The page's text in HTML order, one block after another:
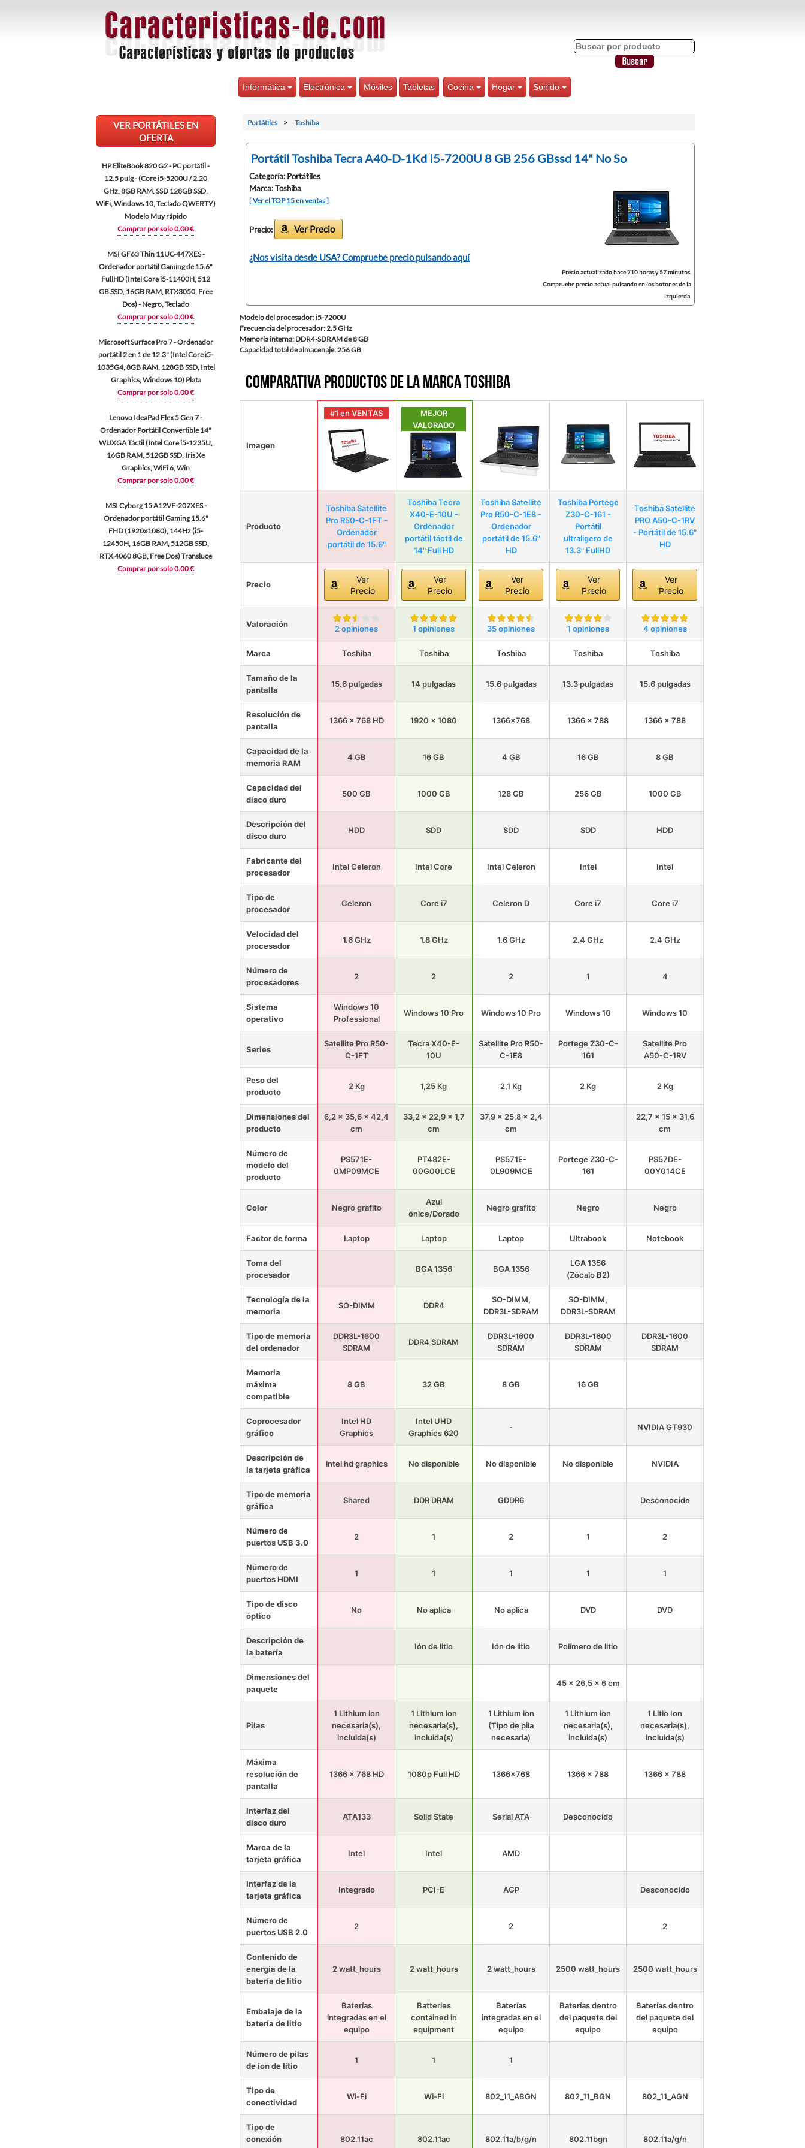
Informática Electrónica Móviles Tabletas Cocina Hogar Sonido
VER PORTÁTILES EN
OFERTA
HP EliteBook 820 G2 - PC portátil -
12.5 pulg - (Core i5-5200U / 2.20
GHz, 8GB RAM, SSD 128GB SSD,
WiFi, Windows 10, Teclado QWERTY)
Modelo Muy rápido
Comprar por solo 0.00 €
MSI GF63 Thin 11UC-447XES -
Ordenador portátil Gaming de 15.6"
FullHD (Intel Core i5-11400H, 512
GB SSD, 16GB RAM, RTX3050, Free
Dos) - Negro, Teclado
Comprar por solo 0.00 €
Microsoft Surface Pro 7 - Ordenador
portátil 2 en 1 de 12.3" (Intel Core i5-
1035G4, 8GB RAM, 128GB SSD, Intel
Graphics, Windows 10) Plata
Comprar por solo 0.00 €
Lenovo IdeaPad Flex 5 Gen 7 -
Ordenador Portátil Convertible 14"
WUXGA Táctil (Intel Core i5-1235U,
16GB RAM, 512GB SSD, Iris Xe
Graphics, WiFi 6, Win
Comprar por solo 0.00 €
MSI Cyborg 15 A12VF-207XES -
Ordenador portátil Gaming 15.6"
FHD (1920x1080), 144Hz (i5-
12450H, 16GB RAM, 512GB SSD,
RTX 4060 8GB, Free Dos) Transluce
Comprar por solo 0.00 €
Portátiles Toshiba
Portátil Toshiba Tecra A40-D-1Kd I5-7200U 8 GB 256 GBssd 14" No So
Categoría: Portátiles
Marca: Toshiba
[ Ver el TOP 15 en ventas ]
Precio: Ver Precio
¿Nos visita desde USA? Compruebe precio pulsando aquí
Precio actualizado hace 710 horas y 57 minutos.
Compruebe precio actual pulsando en los botones de la
izquierda.
Modelo del procesador: i5-7200U
Frecuencia del procesador: 2.5 GHz
Memoria interna: DDR4-SDRAM de 8 GB
Capacidad total de almacenaje: 256 GB
Comparativa productos de la marca Toshiba
Imagen
#1 en VENTAS
MEJOR
VALORADO
Producto
Toshiba Satellite
Pro R50-C-1FT -
Ordenador
portátil de 15.6"
Toshiba Tecra
X40-E-10U -
Ordenador
portátil táctil de
14" Full HD
Toshiba Satellite
Pro R50-C-1E8 -
Ordenador
portátil de 15.6"
HD
Toshiba Portege
Z30-C-161 -
Portátil
ultraligero de
13.3" FullHD
Toshiba Satellite
PRO A50-C-1RV
- Portátil de 15.6"
HD
Precio
Ver
Precio
Ver
Precio
Ver
Precio
Ver
Precio
Ver
Precio
Valoración 2 opiniones 1 opiniones 35 opiniones 1 opiniones 4 opiniones
Marca Toshiba Toshiba Toshiba Toshiba Toshiba
Tamaño de la
pantalla
15.6 pulgadas 14 pulgadas 15.6 pulgadas 13.3 pulgadas 15.6 pulgadas
Resolución de
pantalla
1366 x 768 HD 1920 x 1080 1366x768 1366 x 788 1366 x 788
Capacidad de la
memoria RAM
4 GB 16 GB 4 GB 16 GB 8 GB
Capacidad del
disco duro
500 GB 1000 GB 128 GB 256 GB 1000 GB
Descripción del
disco duro
HDD SDD SDD SDD HDD
Fabricante del
procesador
Intel Celeron Intel Core Intel Celeron Intel Intel
Tipo de
procesador
Celeron Core i7 Celeron D Core i7 Core i7
Velocidad del
procesador
1.6 GHz 1.8 GHz 1.6 GHz 2.4 GHz 2.4 GHz
Número de
procesadores
2 2 2 1 4
Sistema
operativo
Windows 10
Professional
Windows 10 Pro Windows 10 Pro Windows 10 Windows 10
Series
Satellite Pro R50-
C-1FT
Tecra X40-E-
10U
Satellite Pro R50-
C-1E8
Portege Z30-C-
161
Satellite Pro
A50-C-1RV
Peso del
producto
2 Kg 1,25 Kg 2,1 Kg 2 Kg 2 Kg
Dimensiones del
producto
6,2 x 35,6 x 42,4
cm
33,2 x 22,9 x 1,7
cm
37,9 x 25,8 x 2,4
cm
22,7 x 15 x 31,6
cm
Número de
modelo del
producto
PS571E-
0MP09MCE
PT482E-
00G00LCE
PS571E-
0L909MCE
Portege Z30-C-
161
PS57DE-
00Y014CE
Color Negro grafito
Azul
ónice/Dorado
Negro grafito Negro Negro
Factor de forma Laptop Laptop Laptop Ultrabook Notebook
Toma del
procesador
BGA 1356 BGA 1356
LGA 1356
(Zócalo B2)
Tecnología de la
memoria
SO-DIMM DDR4
SO-DIMM,
DDR3L-SDRAM
SO-DIMM,
DDR3L-SDRAM
Tipo de memoria
del ordenador
DDR3L-1600
SDRAM
DDR4 SDRAM
DDR3L-1600
SDRAM
DDR3L-1600
SDRAM
DDR3L-1600
SDRAM
Memoria
máxima
compatible
8 GB 32 GB 8 GB 16 GB
Coprocesador
gráfico
Intel HD
Graphics
Intel UHD
Graphics 620
- NVIDIA GT930
Descripción de
la tarjeta gráfica
intel hd graphics No disponible No disponible No disponible NVIDIA
Tipo de memoria
gráfica
Shared DDR DRAM GDDR6 Desconocido
Número de
puertos USB 3.0
2 1 2 1 2
Número de
puertos HDMI
1 1 1 1 1
Tipo de disco
óptico
No No aplica No aplica DVD DVD
Descripción de
la batería
Ión de litio Ión de litio Polímero de litio
Dimensiones del
paquete
45 x 26,5 x 6 cm
Pilas
1 Lithium ion
necesaria(s),
incluida(s)
1 Lithium ion
necesaria(s),
incluida(s)
1 Lithium ion
(Tipo de pila
necesaria)
1 Lithium ion
necesaria(s),
incluida(s)
1 Litio Ion
necesaria(s),
incluida(s)
Máxima
resolución de
pantalla
1366 x 768 HD 1080p Full HD 1366x768 1366 x 788 1366 x 788
Interfaz del
disco duro
ATA133 Solid State Serial ATA Desconocido
Marca de la
tarjeta gráfica
Intel Intel AMD
Interfaz de la
tarjeta gráfica
Integrado PCI-E AGP Desconocido
Número de
puertos USB 2.0
2 2 2
Contenido de
energía de la
batería de litio
2 watt_hours 2 watt_hours 2 watt_hours 2500 watt_hours 2500 watt_hours
Embalaje de la
batería de litio
Baterías
integradas en el
equipo
Batteries
contained in
equipment
Baterías
integradas en el
equipo
Baterías dentro
del paquete del
equipo
Baterías dentro
del paquete del
equipo
Número de pilas
de ion de litio
1 1 1
Tipo de
conectividad
Wi-Fi Wi-Fi 802_11_ABGN 802_11_BGN 802_11_AGN
Tipo de
conexión
802.11ac 802.11ac 802.11a/b/g/n 802.11bgn 802.11a/g/n